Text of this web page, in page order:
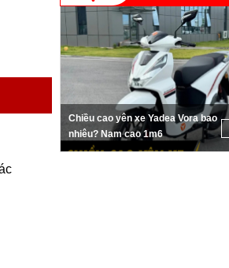
Chiều cao yên xe Yadea Vora bao
nhiêu? Nam cao 1m6